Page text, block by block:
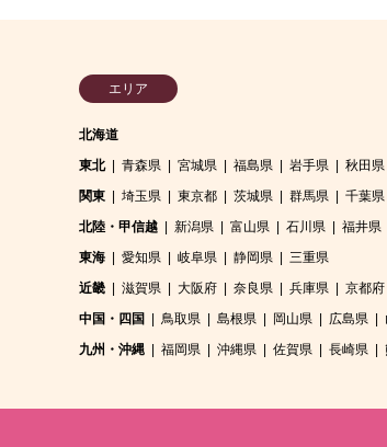
エリア
北海道
東北
青森県 宮城県 福島県 岩手県 秋田県
関東
埼玉県 東京都 茨城県 群馬県 千葉県
北陸・甲信越
新潟県 富山県 石川県 福井県
東海
愛知県 岐阜県 静岡県
三重県
近畿
滋賀県 大阪府 奈良県 兵庫県 京都府
中国・四国
鳥取県 島根県 岡山県 広島県
九州・沖縄
福岡県 沖縄県 佐賀県 長崎県